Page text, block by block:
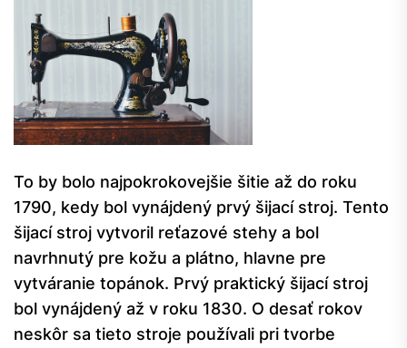
To by bolo najpokrokovejšie šitie až do roku
1790, kedy bol vynájdený prvý šijací stroj. Tento
šijací stroj vytvoril reťazové stehy a bol
navrhnutý pre kožu a plátno, hlavne pre
vytváranie topánok. Prvý praktický šijací stroj
bol vynájdený až v roku 1830. O desať rokov
neskôr sa tieto stroje používali pri tvorbe